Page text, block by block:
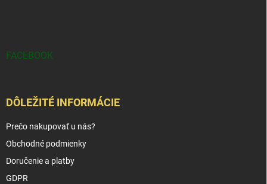
FACEBOOK
DÔLEŽITÉ INFORMÁCIE
Prečo nakupovať u nás?
Obchodné podmienky
Doručenie a platby
GDPR